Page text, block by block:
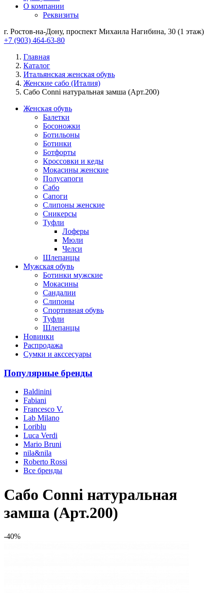
О компании
Реквизиты
г. Ростов-на-Дону, проспект Михаила Нагибина, 30 (1 этаж)
+7 (903) 464-63-80
Главная
Каталог
Итальянская женская обувь
Женские сабо (Италия)
Сабо Conni натуральная замша (Арт.200)
Женская обувь
Балетки
Босоножки
Ботильоны
Ботинки
Ботфорты
Кроссовки и кеды
Мокасины женские
Полусапоги
Сабо
Сапоги
Слипоны женские
Сникерсы
Туфли
Лоферы
Мюли
Челси
Шлепанцы
Мужская обувь
Ботинки мужские
Мокасины
Сандалии
Слипоны
Спортивная обувь
Туфли
Шлепанцы
Новинки
Распродажа
Сумки и акссесуары
Популярные бренды
Baldinini
Fabiani
Francesco V.
Lab Milano
Loriblu
Luca Verdi
Mario Bruni
nila&nila
Roberto Rossi
Все бренды
Сабо Conni натуральная
замша (Арт.200)
-40%